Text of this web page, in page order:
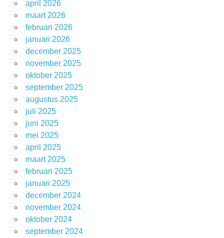
april 2026
maart 2026
februari 2026
januari 2026
december 2025
november 2025
oktober 2025
september 2025
augustus 2025
juli 2025
juni 2025
mei 2025
april 2025
maart 2025
februari 2025
januari 2025
december 2024
november 2024
oktober 2024
september 2024